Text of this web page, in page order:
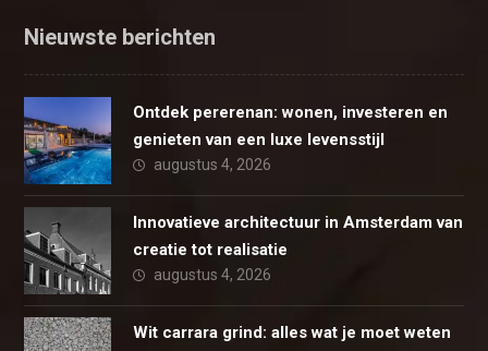
Nieuwste berichten
Ontdek pererenan: wonen, investeren en
genieten van een luxe levensstijl
augustus 4, 2026
Innovatieve architectuur in Amsterdam van
creatie tot realisatie
augustus 4, 2026
Wit carrara grind: alles wat je moet weten